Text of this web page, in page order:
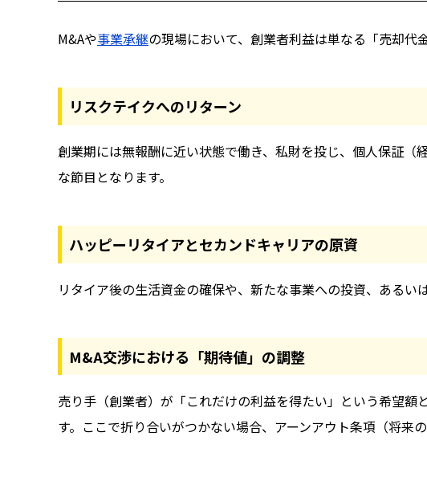
M&Aや事業承継の現場において、創業者利益は単なる「売却代
リスクテイクへのリターン
創業期には無報酬に近い状態で働き、私財を投じ、個人保証
な節目となります。
ハッピーリタイアとセカンドキャリアの原資
リタイア後の生活資金の確保や、新たな事業への投資、あるい
M&A交渉における「期待値」の調整
売り手（創業者）が「これだけの利益を得たい」という希望
す。ここで折り合いがつかない場合、アーンアウト条項（将来